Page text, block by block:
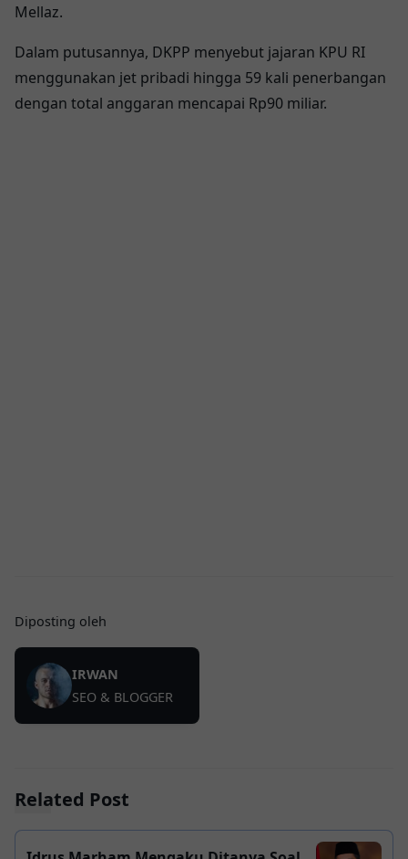
Mellaz.
Dalam putusannya, DKPP menyebut jajaran KPU RI
menggunakan jet pribadi hingga 59 kali penerbangan
dengan total anggaran mencapai Rp90 miliar.
Diposting oleh
IRWAN
SEO & BLOGGER
Related Post